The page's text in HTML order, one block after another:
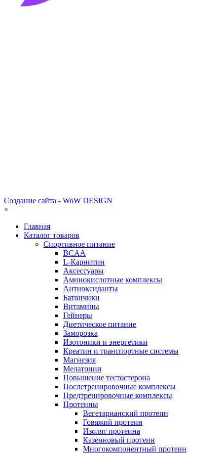
Создание сайта - WoW DESIGN
×
Главная
Каталог товаров
Спортивное питание
BCAA
L-Карнитин
Аксессуары
Аминокислотные комплексы
Антиоксиданты
Батончики
Витамины
Гейнеры
Диетическое питание
Заморозка
Изотоники и энергетики
Креатин и транспортные системы
Магнезия
Мелатонин
Повышение тестостерона
Послетренировочные комплексы
Предтренировочные комплексы
Протеины
Вегетарианский протеин
Говяжий протеин
Изолят протеина
Казеиновый протеин
Многокомпонентный протеин